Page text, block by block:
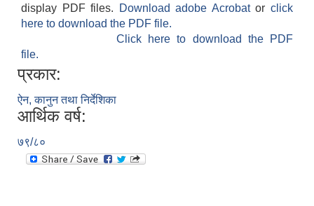
display PDF files.
Download adobe Acrobatorclick
here to download the PDF file.
Click here to download the PDF
file.
प्रकार:
ऐन, कानुन तथा निर्देशिका
आर्थिक वर्ष:
७९/८०